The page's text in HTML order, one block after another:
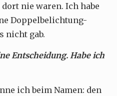
nie waren. Ich habe
Doppelbelichtung-
nicht gab.
Entscheidung. Habe ich
ich beim Namen: den